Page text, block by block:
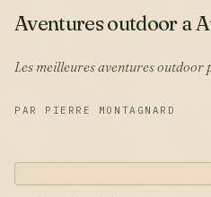
Aventures outdoor a
Les meilleures aventures
PAR PIERRE MONTAGNARD